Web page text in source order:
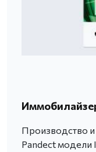
Производство
Pandect модели